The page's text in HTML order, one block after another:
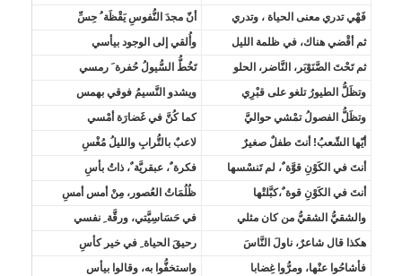
فَهْي تدري معنى الحياة ، وتدري
أنّ مجدَ النُّفوسِ يَقْظَة ُ حِسِّ
ثم أقْضي هناك، في ظلمة الليل
وأُلقي إلى الوجود بيأسي
ثم تَحْتَ الصَّنَوْبَر، النَّاضر، الحلو
تَخُطُّ السُّيولُ حُفرة َ رمسي
وتظَلُّ الطيورُ تلغو على قبْرِي
ويشدو النَّسيمُ فوقي بهمس
وتظَلُّ الفصولُ تمْشي حواليَّ
كما كُنَّ في غَضارَة أمْسي
أيّها الشّعبُ! أنتَ طفلٌ صغيرٌ
لاعبٌ بالتُّرابِ والليلُ مُغْسِ
أنتَ في الكَوْنِ قوَّة ٌ، لم تَنسْسها
فكرة ٌ، عبقريَّة ٌ، ذاتُ بأسِ
أنتَ في الكَوْنِ قوة ٌ،كبَّلتْها
ظُلُمَاتُ العُصور، مِنْ أمس أمسِ
والشقيُّ الشقيُّ من كان مثلي
في حَسَاسِيَّتي، ورقَّة ِ نفسي
هكذا قال شاعرٌ، ناولَ النَّاسَ
رحيقَ الحياة ِ في خير كأسِ
فأشاحُوا عنْها، ومرُّوا غِضابا
واستخفُّوا به، وقالوا بيأس